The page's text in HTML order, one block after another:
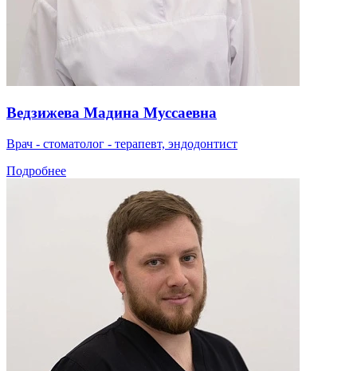
Ведзижева Мадина Муссаевна
Врач - стоматолог - терапевт, эндодонтист
Подробнее